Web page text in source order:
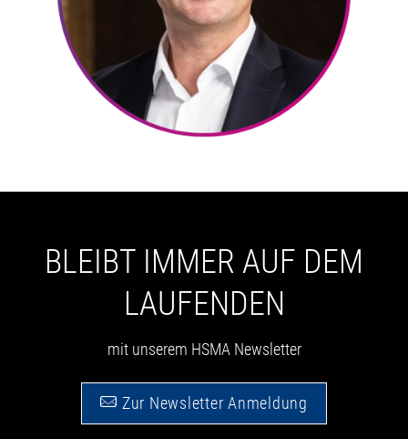
BLEIBT IMMER AUF DEM
LAUFENDEN
mit unserem HSMA Newsletter
Zur Newsletter Anmeldung